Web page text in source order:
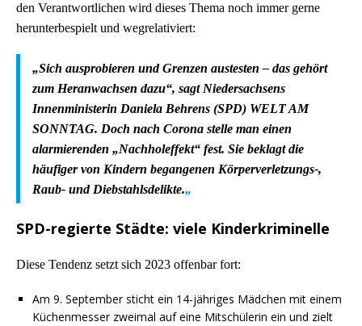
den Verantwortlichen wird dieses Thema noch immer gerne
herunterbespielt und wegrelativiert:
„Sich ausprobieren und Grenzen austesten – das gehört
zum Heranwachsen dazu“, sagt Niedersachsens
Innenministerin Daniela Behrens (SPD) WELT AM
SONNTAG. Doch nach Corona stelle man einen
alarmierenden „Nachholeffekt“ fest. Sie beklagt die
häufiger von Kindern begangenen Körperverletzungs-,
Raub- und Diebstahlsdelikte.„
SPD-regierte Städte: viele Kinderkriminelle
Diese Tendenz setzt sich 2023 offenbar fort:
Am 9. September sticht ein 14-jähriges Mädchen mit einem
Küchenmesser zweimal auf eine Mitschülerin ein und zielt